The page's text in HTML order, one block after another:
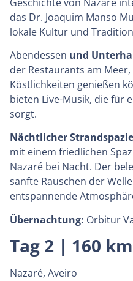
das Dr. Joaquim Manso
lokale Kultur und
Abendessen und
der Restaurants am
Köstlichkeiten genießen
bieten Live-Musik, die für
sorgt.
Nächtlicher
mit einem friedlichen
Nazaré bei Nacht. Der
sanfte Rauschen der
entspannende
Übernachtung: Orbitur
Tag 2 | 160
Nazaré, Aveiro